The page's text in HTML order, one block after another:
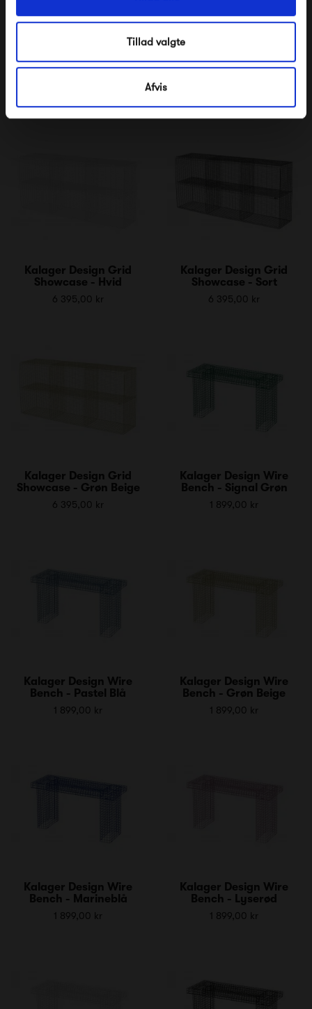
Tillad valgte
Afvis
Kalager Design Grid
Kalager Design Grid
Kalager Design Grid
Showcase - Hvid
6 395,00 kr
Kalager Design Grid
Showcase - Sort
6 395,00 kr
Kalager Design Grid
Showcase - Grøn Beige
6 395,00 kr
Kalager Design Wire
Bench - Signal Grøn
1 899,00 kr
Kalager Design Wire
Bench - Pastel Blå
1 899,00 kr
Kalager Design Wire
Bench - Grøn Beige
1 899,00 kr
Kalager Design Wire
Bench - Marineblå
1 899,00 kr
Kalager Design Wire
Bench - Lyserød
1 899,00 kr